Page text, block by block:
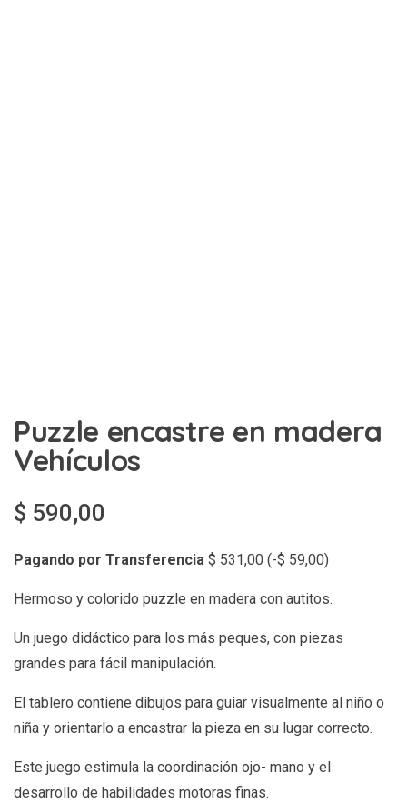
Puzzle encastre en madera
Vehículos
$ 590,00
Pagando por Transferencia $ 531,00 (-$ 59,00)
Hermoso y colorido puzzle en madera con autitos.
Un juego didáctico para los más peques, con piezas
grandes para fácil manipulación.
El tablero contiene dibujos para guiar visualmente al niño o
niña y orientarlo a encastrar la pieza en su lugar correcto.
Este juego estimula la coordinación ojo- mano y el
desarrollo de habilidades motoras finas.